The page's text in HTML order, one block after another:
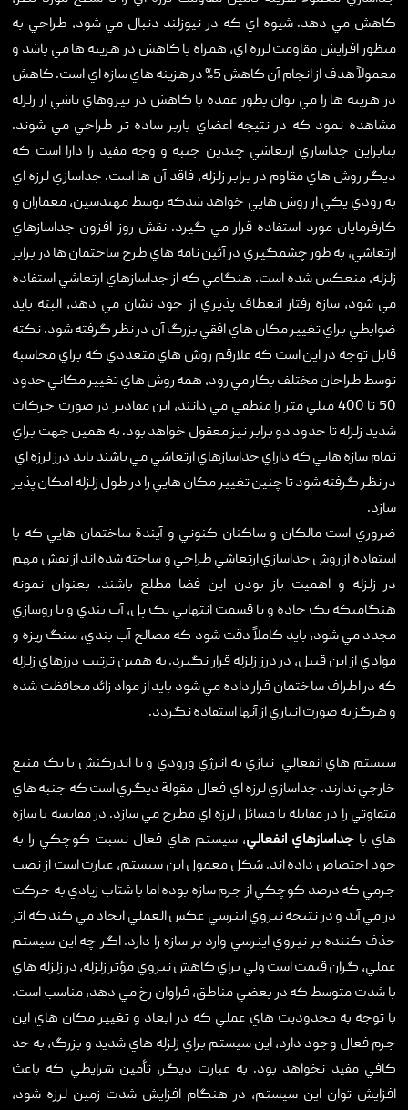
کاهش مي دهد. شيوه اي که در نيوزلند دنبال مي شود، طراحي به
منظور افزايش مقاومت لرزه اي، همراه با کاهش در هزينه ها مي باشد و
معمولاً هدف از انجام آن کاهش 5% در هزينه هاي سازه اي است. کاهش
در هزينه ها را مي توان بطور عمده با کاهش در نيروهاي ناشي از زلزله
مشاهده نمود که در نتيجه اعضاي باربر ساده تر طراحي مي شوند.
بنابراين جداسازي ارتعاشي چندين جنبه و وجه مفيد را دارا است که
ديگر روش هاي مقاوم در برابر زلزله، فاقد آن ها است. جداسازي لرزه اي
به زودي يکي از روش هايي خواهد شدکه توسط مهندسين، معماران و
کارفرمايان مورد استفاده قرار مي گيرد. نقش روز افزون جداسازهاي
ارتعاشي، به طور چشمگيري در آئين نامه هاي طرح ساختمان ها در برابر
زلزله، منعکس شده است. هنگامي که از جداسازهاي ارتعاشي استفاده
مي شود، سازه رفتار انعطاف پذيري از خود نشان مي دهد، البته بايد
ضوابطي براي تغيير مکان هاي افقي بزرگ آن در نظر گرفته شود. نکته
قابل توجه در اين است که علارقم روش هاي متعددي که براي محاسبه
توسط طراحان مختلف بکار مي رود، همه روش هاي تغيير مکاني حدود
50 تا 400 ميلي متر را منطقي مي دانند، اين مقادير در صورت حرکات
شديد زلزله تا حدود دو برابر نيز معقول خواهد بود. به همين جهت براي
تمام سازه هايي که داراي جداسازهاي ارتعاشي مي باشند بايد درز لرزه اي
در نظر گرفته شود تا چنين تغيير مکان هايي را در طول زلزله امکان پذير
سازد.
ضروري است مالکان و ساکنان کنوني و آيندة ساختمان هايي که با
استفاده از روش جداسازي ارتعاشي طراحي و ساخته شده اند از نقش مهم
در زلزله و اهميت باز بودن اين فضا مطلع باشند. بعنوان نمونه
هنگاميکه يک جاده و يا قسمت انتهايي يک پل، آب بندي و يا روسازي
مجدد مي شود، بايد کاملاً دقت شود که مصالح آب بندي، سنگ ريزه و
موادي از اين قبيل، در درز زلزله قرار نگيرد. به همين ترتيب درزهاي زلزله
که در اطراف ساختمان قرار داده مي شود بايد از مواد زائد محافظت شده
و هرگز به صورت انباري از آنها استفاده نگردد.
سيستم هاي انفعالي نيازي به انرژي ورودي و يا اندرکنش با يک منبع
خارجي ندارند. جداسازي لرزه اي فعال مقولة ديگري است که جنبه هاي
متفاوتي را در مقابله با مسائل لرزه اي مطرح مي سازد. در مقايسه با سازه
هاي با جداسازهاي انفعالي، سيستم هاي فعال نسبت کوچکي را به
خود اختصاص داده اند. شکل معمول اين سيستم، عبارت است از نصب
جرمي که درصد کوچکي از جرم سازه بوده اما با شتاب زيادي به حرکت
در مي آيد و در نتيجه نيروي اينرسي عکس العملي ايجاد مي کند که اثر
حذف کننده بر نيروي اينرسي وارد بر سازه را دارد. اگر چه اين سيستم
عملي، گران قيمت است ولي براي کاهش نيروي مؤثر زلزله، در زلزله هاي
با شدت متوسط که در بعضي مناطق، فراوان رخ مي دهد، مناسب است.
با توجه به محدوديت هاي عملي که در ابعاد و تغيير مکان هاي اين
جرم فعال وجود دارد، اين سيستم براي زلزله هاي شديد و بزرگ، به حد
کافي مفيد نخواهد بود. به عبارت ديگر، تأمين شرايطي که باعث
افزايش توان اين سيستم، در هنگام افزايش شدت زمين لرزه شود،